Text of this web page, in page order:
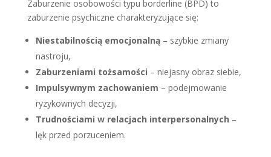
Zaburzenie osobowości typu borderline (BPD) to
zaburzenie psychiczne charakteryzujące się:
Niestabilnością emocjonalną– szybkie zmiany
nastroju,
Zaburzeniami tożsamości – niejasny obraz siebie,
Impulsywnym zachowaniem – podejmowanie
ryzykownych decyzji,
Trudnościami w relacjach interpersonalnych –
lęk przed porzuceniem.